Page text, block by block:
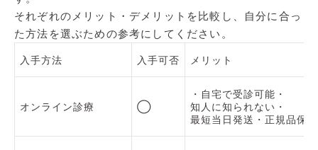
それぞれのメリット・デメリットを比較し、自分に合っ
た方法を選ぶための参考にしてください。
入手方法 入手可否 メリット
オンライン診療 ◯
・自宅で受診可能・
知人に知られない・
最短当日発送・正規品保証